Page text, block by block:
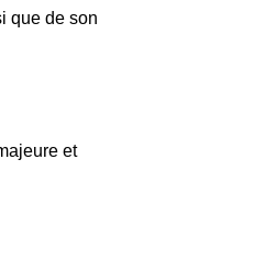
que de son
et